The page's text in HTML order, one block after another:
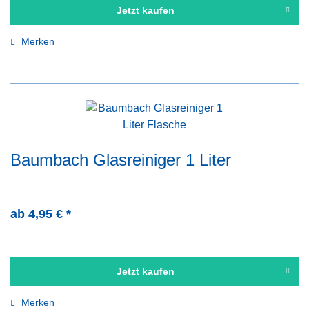
Jetzt kaufen
Merken
Baumbach Glasreiniger 1 Liter
ab 4,95 € *
Jetzt kaufen
Merken